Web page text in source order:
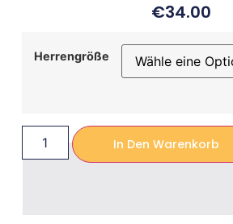
€34.00
Herrengröße
In Den Warenkorb